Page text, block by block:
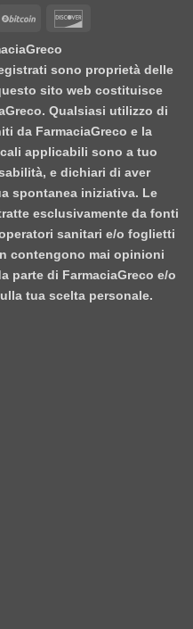
BitCoin
sono proprietà delle
sito web costituisce
Qualsiasi utilizzo di
da FarmaciaGreco e la
applicabili sono a tuo
e dichiari di aver
spontanea iniziativa. Le
esclusivamente da fonti
sanitari e/o foglietti
contengono mai opinioni
parte di FarmaciaGreco e/o
tua scelta personale.